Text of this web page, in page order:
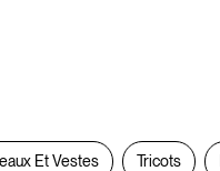
Et Vestes Tricots